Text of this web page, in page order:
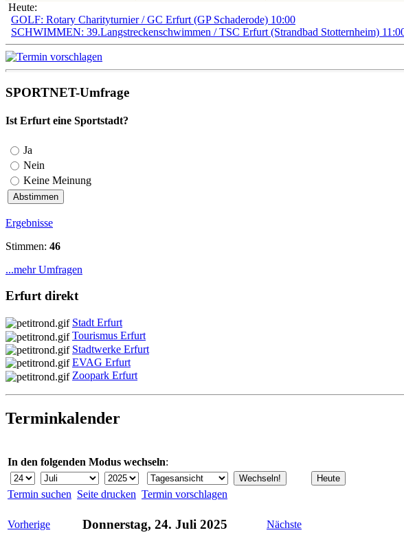
Heute:
GOLF: Rotary Charityturnier / GC Erfurt (GP Schaderode) 10:00
SCHWIMMEN: 39.Langstreckenschwimmen / TSC Erfurt (Strandbad Stotternheim)
SPORTNET-Umfrage
Ist Erfurt eine Sportstadt?
Ja
Nein
Keine Meinung
Ergebnisse
Stimmen: 46
...mehr Umfragen
Erfurt direkt
Stadt Erfurt
Tourismus Erfurt
Stadtwerke Erfurt
EVAG Erfurt
Zoopark Erfurt
Terminkalender
In den folgenden Modus wechseln:
Termin suchen Seite drucken Termin vorschlagen
Vorherige Donnerstag, 24. Juli 2025 Nächste